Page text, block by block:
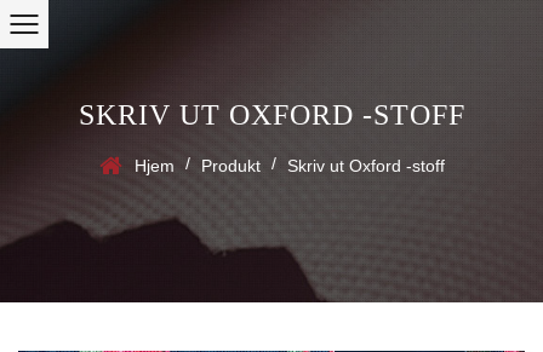
SKRIV UT OXFORD -STOFF
Hjem / Produkt / Skriv ut Oxford -stoff